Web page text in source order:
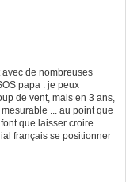
de nombreuses
papa : je peux
de vent, mais en 3 ans,
... au point que
que laisser croire
français se positionner